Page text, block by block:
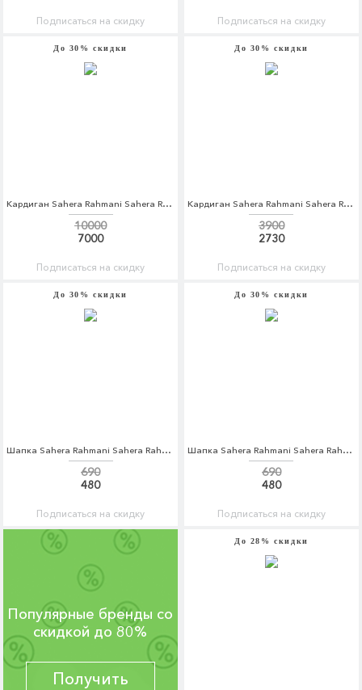
Подписаться на скидку Подписаться на скидку
До 30% скидки
Кардиган Sahera Rahmani Sahera Rahmani MP002XW1AVAB
10000
7000
Подписаться на скидку
До 30% скидки
Кардиган Sahera Rahmani Sahera Rahmani MP002XW1AQY2
3900
2730
Подписаться на скидку
До 30% скидки
Шапка Sahera Rahmani Sahera Rahmani MP002XW1416N
690
480
Подписаться на скидку
До 30% скидки
Шапка Sahera Rahmani Sahera Rahmani MP002XW1416O
690
480
Подписаться на скидку
Популярные бренды со
скидкой до 80%
Получить
До 28% скидки